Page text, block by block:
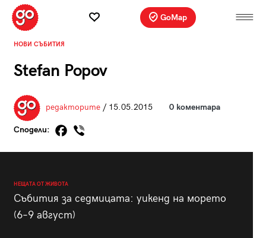
GoMap
НОВИ СЪБИТИЯ
Stefan Popov
редакторите/ 15.05.2015 0 коментара
Сподели:
НЕЩАТА ОТ ЖИВОТА
Събития за седмицата: уикенд на морето
(6–9 август)